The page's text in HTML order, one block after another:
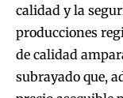
calidad y la
producciones
de calidad
subrayado que,